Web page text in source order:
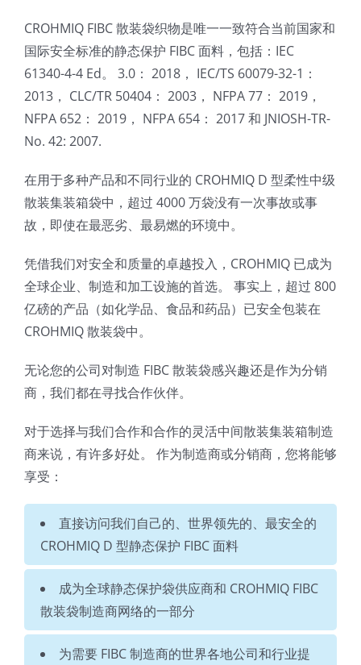
CROHMIQ FIBC 散装袋织物是唯一一致符合当前国家和
国际安全标准的静态保护 FIBC 面料，包括：IEC
61340-4-4 Ed。 3.0： 2018， IEC/TS 60079-32-1：
2013， CLC/TR 50404： 2003， NFPA 77： 2019，
NFPA 652： 2019， NFPA 654： 2017 和 JNIOSH-TR-
No. 42: 2007.
在用于多种产品和不同行业的 CROHMIQ D 型柔性中级
散装集装箱袋中，超过 4000 万袋没有一次事故或事
故，即使在最恶劣、最易燃的环境中。
凭借我们对安全和质量的卓越投入，CROHMIQ 已成为
全球企业、制造和加工设施的首选。 事实上，超过 800
亿磅的产品（如化学品、食品和药品）已安全包装在
CROHMIQ 散装袋中。
无论您的公司对制造 FIBC 散装袋感兴趣还是作为分销
商，我们都在寻找合作伙伴。
对于选择与我们合作和合作的灵活中间散装集装箱制造
商来说，有许多好处。 作为制造商或分销商，您将能够
享受：
直接访问我们自己的、世界领先的、最安全的
CROHMIQ D 型静态保护 FIBC 面料
成为全球静态保护袋供应商和 CROHMIQ FIBC
散装袋制造商网络的一部分
为需要 FIBC 制造商的世界各地公司和行业提